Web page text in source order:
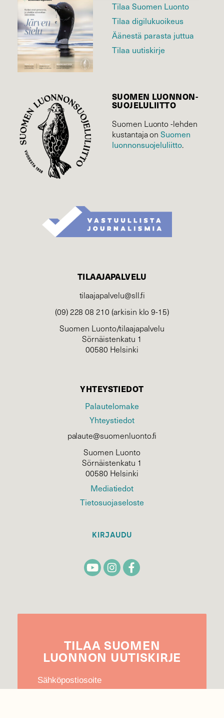
Tilaa Suomen Luonto
Tilaa digilukuoikeus
Äänestä parasta juttua
Tilaa uutiskirje
SUOMEN LUONNON­
SUOJELU­LIITTO
Suomen Luonto -lehden
kustantaja onSuomen
luonnonsuojelu­liitto.
TILAAJAPALVELU
tilaajapalvelu@sll.fi
(09) 228 08 210 (arkisin klo 9-15)
Suomen Luonto/tilaajapalvelu
Sörnäistenkatu 1
00580 Helsinki
YHTEYSTIEDOT
Palautelomake
Yhteystiedot
palaute@suomenluonto.fi
Suomen Luonto
Sörnäistenkatu 1
00580 Helsinki
Mediatiedot
Tietosuojaseloste
KIRJAUDU
TILAA SUOMEN
LUONNON UUTIS­KIRJE
Sähköpostiosoite